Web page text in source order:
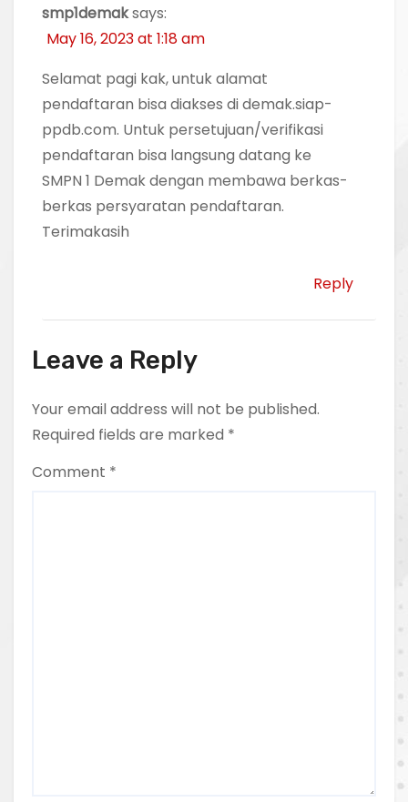
smp1demaksays:
May 16, 2023 at 1:18 am
Selamat pagi kak, untuk alamat
pendaftaran bisa diakses di demak.siap-
ppdb.com. Untuk persetujuan/verifikasi
pendaftaran bisa langsung datang ke
SMPN 1 Demak dengan membawa berkas-
berkas persyaratan pendaftaran.
Terimakasih
Reply
Leave a Reply
Your email address will not be published.
Required fields are marked *
Comment *